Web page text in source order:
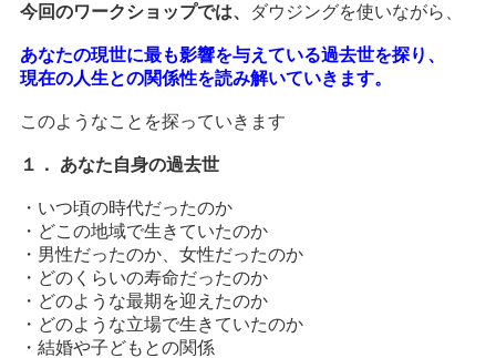
今回のワークショップでは、 ダウジングを使いながら、
あなたの現世に最も影響を与えている過去世を探り、
現在の人生との関係性を読み解いていきます。
このようなことを探っていきます
１． あなた自身の過去世
・いつ頃の時代だったのか
・どこの地域で生きていたのか
・男性だったのか、女性だったのか
・どのくらいの寿命だったのか
・どのような最期を迎えたのか
・どのような立場で生きていたのか
・結婚や子どもとの関係